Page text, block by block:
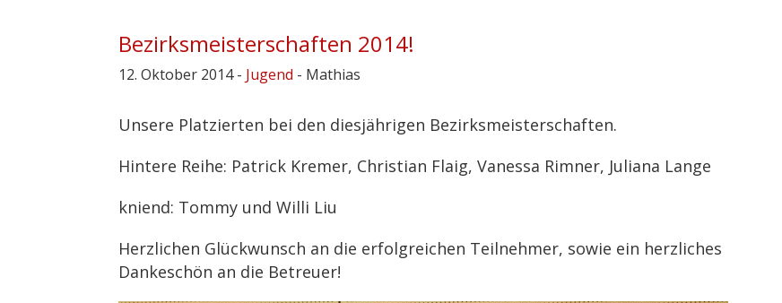
Bezirksmeisterschaften 2014!
12. Oktober 2014 - Jugend - Mathias
Unsere Platzierten bei den diesjährigen Bezirksmeisterschaften.
Hintere Reihe: Patrick Kremer, Christian Flaig, Vanessa Rimner, Juliana Lange
kniend: Tommy und Willi Liu
Herzlichen Glückwunsch an die erfolgreichen Teilnehmer, sowie ein herzliches
Dankeschön an die Betreuer!